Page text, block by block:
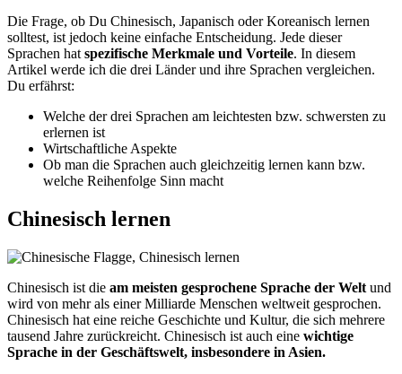
Die Frage, ob Du Chinesisch, Japanisch oder Koreanisch lernen
solltest, ist jedoch keine einfache Entscheidung. Jede dieser
Sprachen hatspezifische Merkmale und Vorteile. In diesem
Artikel werde ich die drei Länder und ihre Sprachen vergleichen.
Du erfährst:
Welche der drei Sprachen am leichtesten bzw. schwersten zu
erlernen ist
Wirtschaftliche Aspekte
Ob man die Sprachen auch gleichzeitig lernen kann bzw.
welche Reihenfolge Sinn macht
Chinesisch lernen
Chinesisch ist die am meisten gesprochene Sprache der Welt und
wird von mehr als einer Milliarde Menschen weltweit gesprochen.
Chinesisch hat eine reiche Geschichte und Kultur, die sich mehrere
tausend Jahre zurückreicht. Chinesisch ist auch eine wichtige
Sprache in der Geschäftswelt, insbesondere in Asien.